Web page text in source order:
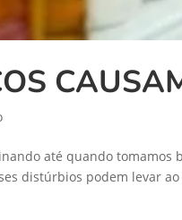
até quando tomamos
distúrbios podem levar